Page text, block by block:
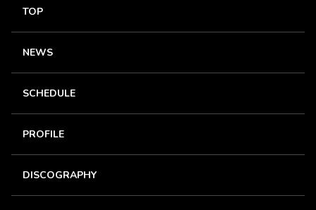
TOP
NEWS
SCHEDULE
PROFILE
DISCOGRAPHY